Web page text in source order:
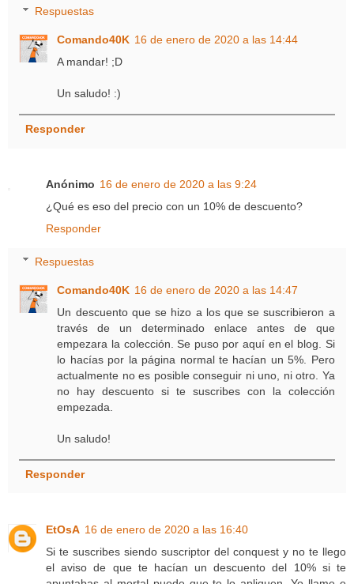
Respuestas
Comando40K 16 de enero de 2020 a las 14:44
A mandar! ;D
Un saludo! :)
Responder
Anónimo 16 de enero de 2020 a las 9:24
¿Qué es eso del precio con un 10% de descuento?
Responder
Respuestas
Comando40K 16 de enero de 2020 a las 14:47
Un descuento que se hizo a los que se suscribieron a
través de un determinado enlace antes de que
empezara la colección. Se puso por aquí en el blog. Si
lo hacías por la página normal te hacían un 5%. Pero
actualmente no es posible conseguir ni uno, ni otro. Ya
no hay descuento si te suscribes con la colección
empezada.
Un saludo!
Responder
EtOsA 16 de enero de 2020 a las 16:40
Si te suscribes siendo suscriptor del conquest y no te llego
el aviso de que te hacían un descuento del 10% si te